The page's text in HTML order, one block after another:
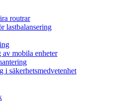
routrar
lastbalansering
av mobila enheter
i säkerhetsmedvetenhet